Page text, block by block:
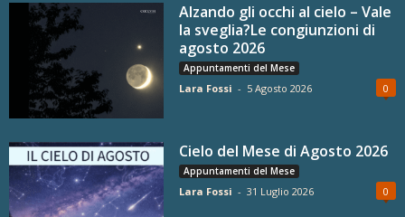
Alzando gli occhi al cielo – Vale
la sveglia?Le congiunzioni di
agosto 2026
Appuntamenti del Mese
Lara Fossi - 5 Agosto 2026 0
Cielo del Mese di Agosto 2026
Appuntamenti del Mese
Lara Fossi - 31 Luglio 2026 0